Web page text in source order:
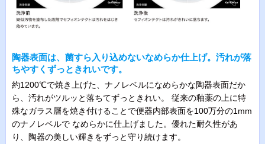
陶器表面は、菌すら入り込めないなめらか仕上げ。汚れが落
ちやすくずっときれいです。
約1200℃で焼き上げた、ナノレベルになめらかな陶器表面だか
ら、汚れがツルッと落ちてずっときれい。 従来の釉薬の上に特
殊なガラス層を焼き付けることで便器内部表面を100万分の1mm
のナノレベルで なめらかに仕上げました。優れた耐久性があ
り、陶器の美しい輝きをずっと守り続けます。